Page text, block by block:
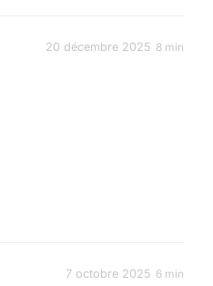
20 décembre 2025 8 min
7 octobre 2025 6 min